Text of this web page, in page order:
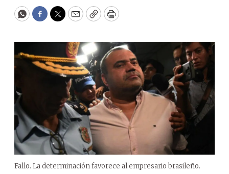
WhatsApp
Facebook
Twitter
EmailCopyPrint
Fallo. La determinación favorece al empresario brasileño.